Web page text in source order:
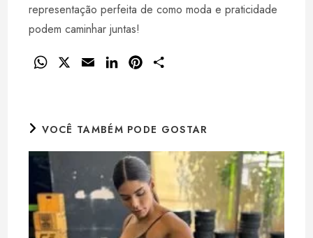
representação perfeita de como moda e praticidade
podem caminhar juntas!
W
s
A
p
p
l
e
d
I
n
e
r
e
s
t
e
VOCÊ TAMBÉM PODE GOSTAR